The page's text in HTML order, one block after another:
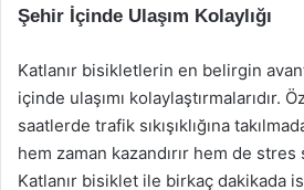
Şehir İçinde Ulaşım Kolaylığı
Katlanır bisikletlerin en belirgin
içinde ulaşımı kolaylaştırmalarıdır.
saatlerde trafik sıkışıklığına
hem zaman kazandırır hem de stres
Katlanır bisiklet ile birkaç dakikada